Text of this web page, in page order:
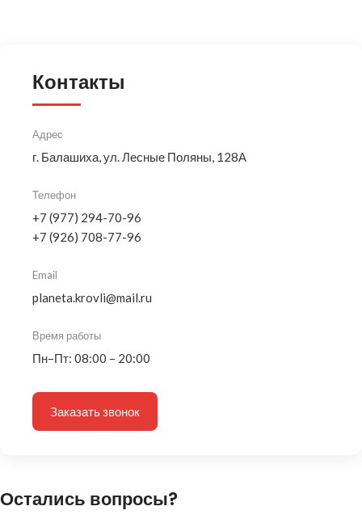
Контакты
Адрес
г. Балашиха, ул. Лесные Поляны, 128А
Телефон
+7 (977) 294-70-96
+7 (926) 708-77-96
Email
planeta.krovli@mail.ru
Время работы
Пн–Пт: 08:00 – 20:00
Заказать звонок
Остались вопросы?